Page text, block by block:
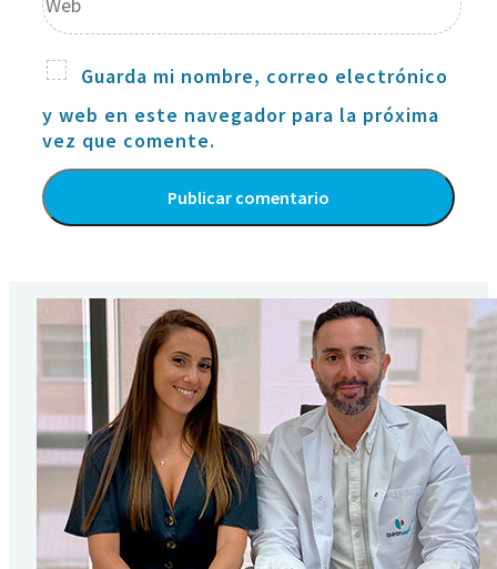
Guarda mi nombre, correo electrónico
y web en este navegador para la próxima
vez que comente.